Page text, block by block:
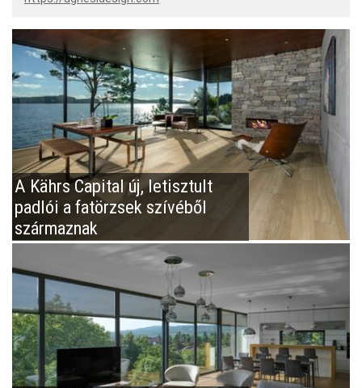
A Kährs Capital új, letisztult
padlói a fatörzsek szívéből
származnak